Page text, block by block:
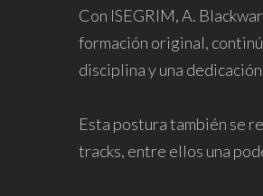
Con ISEGRIM, A.
formación original,
disciplina y una
Esta postura también se
tracks, entre ellos una